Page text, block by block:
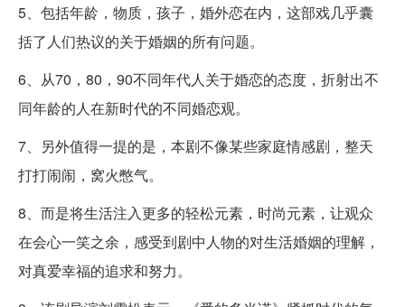
5、包括年龄，物质，孩子，婚外恋在内，这部戏几乎囊
括了人们热议的关于婚姻的所有问题。
6、从70，80，90不同年代人关于婚恋的态度，折射出不
同年龄的人在新时代的不同婚恋观。
7、另外值得一提的是，本剧不像某些家庭情感剧，整天
打打闹闹，窝火憋气。
8、而是将生活注入更多的轻松元素，时尚元素，让观众
在会心一笑之余，感受到剧中人物的对生活婚姻的理解，
对真爱幸福的追求和努力。